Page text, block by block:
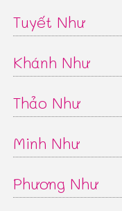
Tuyết Như
Khánh Như
Thảo Như
Minh Như
Phương Như